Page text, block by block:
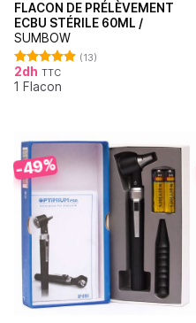
FLACON DE PRÉLÈVEMENT
ECBU STÉRILE 60ML /
SUMBOW
Note 4.92
sur 5
(13)
2dh TTC
1 Flacon
-49%